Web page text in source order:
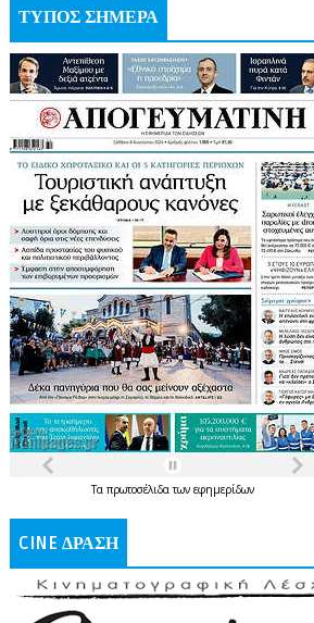
ΤΥΠΟΣ ΣΗΜΕΡΑ
Τα πρωτοσέλιδατων εφημερίδων
CINE ΔΡΑΣΗ